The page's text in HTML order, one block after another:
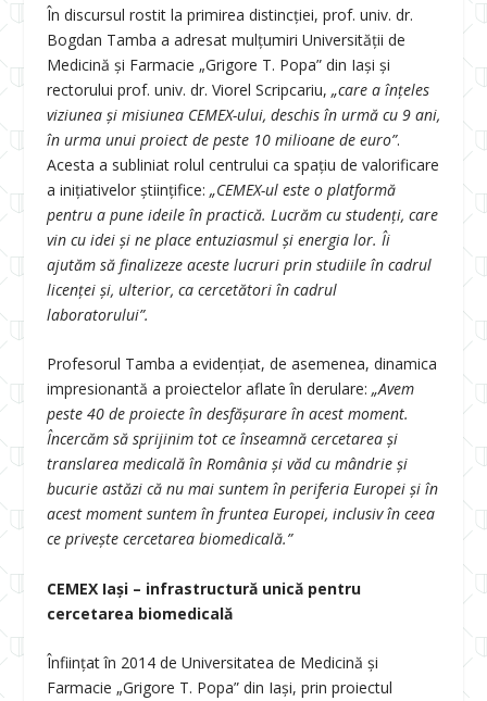
În discursul rostit la primirea distincției, prof. univ. dr.
Bogdan Tamba a adresat mulțumiri Universității de
Medicină și Farmacie „Grigore T. Popa” din Iași și
rectorului prof. univ. dr. Viorel Scripcariu, „care a înțeles
viziunea și misiunea CEMEX-ului, deschis în urmă cu 9 ani,
în urma unui proiect de peste 10 milioane de euro”.
Acesta a subliniat rolul centrului ca spațiu de valorificare
a inițiativelor științifice: „CEMEX-ul este o platformă
pentru a pune ideile în practică. Lucrăm cu studenți, care
vin cu idei și ne place entuziasmul și energia lor. Îi
ajutăm să finalizeze aceste lucruri prin studiile în cadrul
licenței și, ulterior, ca cercetători în cadrul
laboratorului”.
Profesorul Tamba a evidențiat, de asemenea, dinamica
impresionantă a proiectelor aflate în derulare: „Avem
peste 40 de proiecte în desfășurare în acest moment.
Încercăm să sprijinim tot ce înseamnă cercetarea și
translarea medicală în România și văd cu mândrie și
bucurie astăzi că nu mai suntem în periferia Europei și în
acest moment suntem în fruntea Europei, inclusiv în ceea
ce privește cercetarea biomedicală.”
CEMEX Iași – infrastructură unică pentru
cercetarea biomedicală
Înființat în 2014 de Universitatea de Medicină și
Farmacie „Grigore T. Popa” din Iași, prin proiectul